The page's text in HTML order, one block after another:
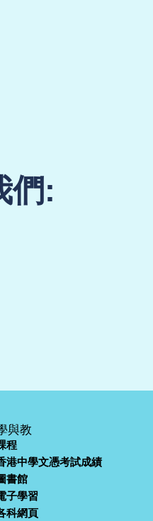
們:
與教
程
港中學文憑考試成績
書館
子學習
科網頁